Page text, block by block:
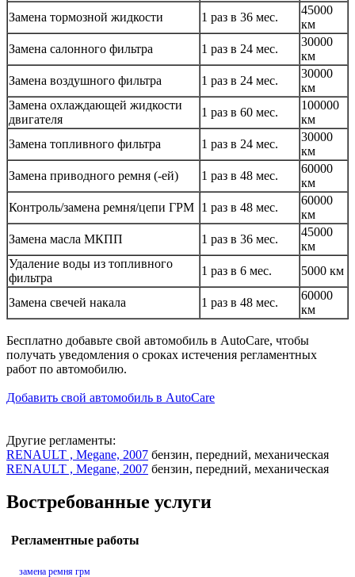
Замена тормозной жидкости
1 раз в 36 мес.
45000
км
Замена салонного фильтра
1 раз в 24 мес.
30000
км
Замена воздушного фильтра
1 раз в 24 мес.
30000
км
Замена охлаждающей жидкости
двигателя
1 раз в 60 мес.
100000
км
Замена топливного фильтра
1 раз в 24 мес.
30000
км
Замена приводного ремня (-ей)
1 раз в 48 мес.
60000
км
Контроль/замена ремня/цепи ГРМ 1 раз в 48 мес.
60000
км
Замена масла МКПП
1 раз в 36 мес.
45000
км
Удаление воды из топливного
фильтра
1 раз в 6 мес. 5000 км
Замена свечей накала 1 раз в 48 мес.
60000
км
Бесплатно добавьте свой автомобиль в AutoCare, чтобы
получать уведомления о сроках истечения регламентных
работ по автомобилю.
Добавить свой автомобиль в AutoCare
Другие регламенты:
RENAULT , Megane, 2007 бензин, передний, механическая
RENAULT , Megane, 2007 бензин, передний, механическая
Востребованные услуги
Регламентные работы
замена ремня грм